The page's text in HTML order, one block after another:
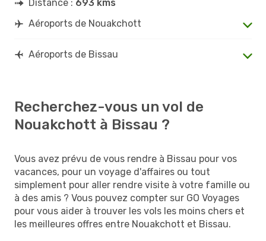
Distance : 693 kms
Aéroports de Nouakchott
Aéroports de Bissau
Recherchez-vous un vol de
Nouakchott à Bissau ?
Vous avez prévu de vous rendre à Bissau pour vos
vacances, pour un voyage d'affaires ou tout
simplement pour aller rendre visite à votre famille ou
à des amis ? Vous pouvez compter sur GO Voyages
pour vous aider à trouver les vols les moins chers et
les meilleures offres entre Nouakchott et Bissau.